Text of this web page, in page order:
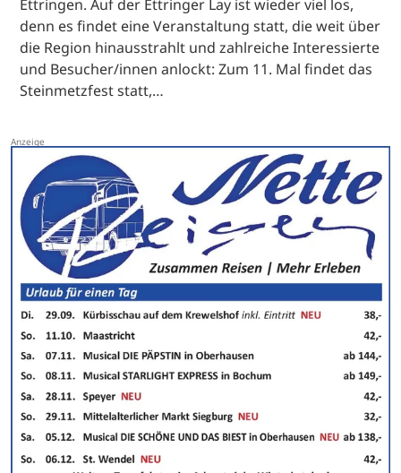
Ettringen. Auf der Ettringer Lay ist wieder viel los,
denn es findet eine Veranstaltung statt, die weit über
die Region hinausstrahlt und zahlreiche Interessierte
und Besucher/innen anlockt: Zum 11. Mal findet das
Steinmetzfest statt,…